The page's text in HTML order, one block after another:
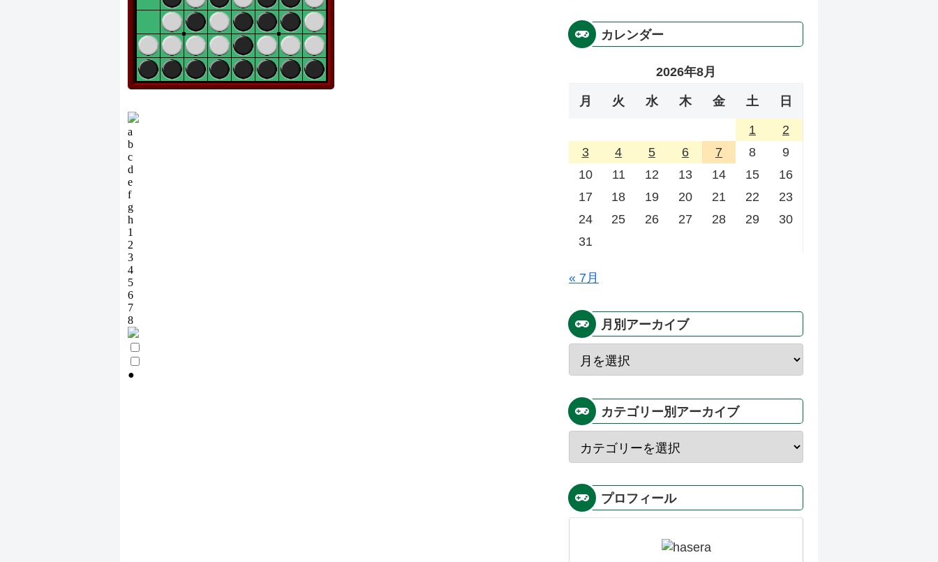
カレンダー
2026年8月
月 火 水 木 金 土 日
1
2
3
4 5 6 7 8
9
10
11 12 13 14 15
16
17
18 19 20 21 22
23
24
25 26 27 28 29
30
31
« 7月
月別アーカイブ
カテゴリー別アーカイブ
プロフィール